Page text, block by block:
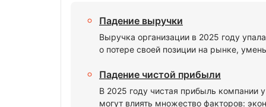
Падение выручки
Выручка организации в 2025 году
о потере своей позиции на рынке,
Падение чистой прибыли
В 2025 году чистая прибыль компании
могут влиять множество факторов: